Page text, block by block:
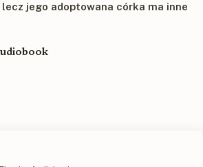
jego adoptowana córka ma inne